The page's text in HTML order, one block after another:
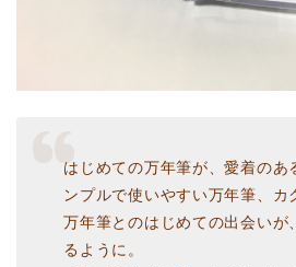
はじめての万年筆が、愛着のあ
ンプルで使いやすい万年筆、カ
万年筆とのはじめての出会いが
るように。